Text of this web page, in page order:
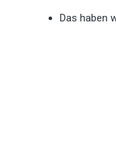
Das haben